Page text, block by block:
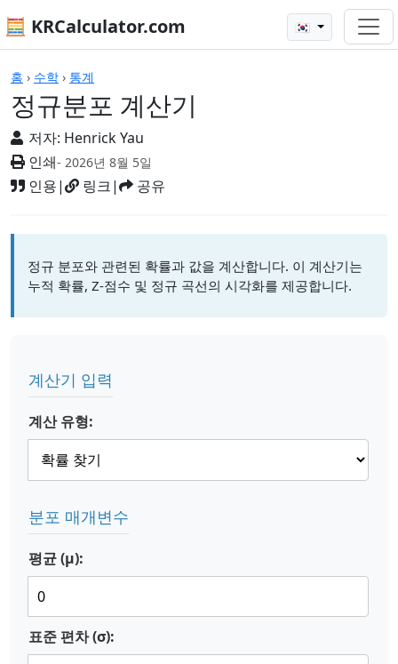
🧮 KRCalculator.com 🇰🇷
홈 › 수학 › 통계
정규분포 계산기
저자: Henrick Yau
인쇄- 2026년 8월 5일
인용| 링크| 공유
계산기
정규 분포와 관련된 확률과 값을 계산합니다. 이 계산기는
누적 확률, Z-점수 및 정규 곡선의 시각화를 제공합니다.
계산기 입력
계산 유형:
분포 매개변수
평균 (μ):
표준 편차 (σ):